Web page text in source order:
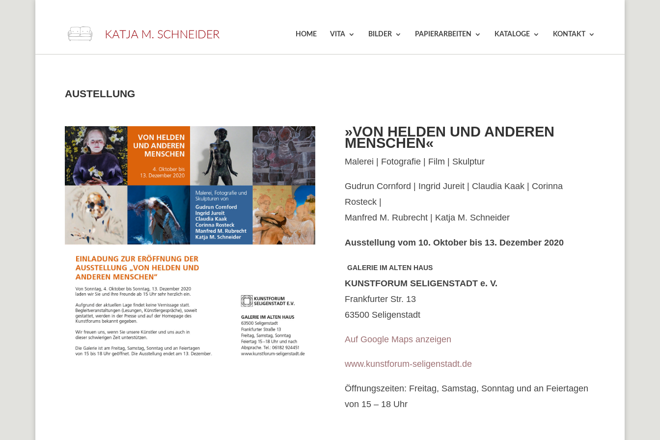
HOME VITA BILDER PAPIERARBEITEN KATALOGE KONTAKT
AUSTELLUNG
»VON HELDEN UND ANDEREN
MENSCHEN«
Malerei | Fotografie | Film | Skulptur
Gudrun Cornford | Ingrid Jureit | Claudia Kaak | Corinna
Rosteck |
Manfred M. Rubrecht | Katja M. Schneider
Ausstellung vom 10. Oktober bis 13. Dezember 2020
GALERIE IM ALTEN HAUS
KUNSTFORUM SELIGENSTADT e. V.
Frankfurter Str. 13
63500 Seligenstadt
Auf Google Maps anzeigen
www.kunstforum-seligenstadt.de
Öffnungszeiten: Freitag, Samstag, Sonntag und an Feiertagen
von 15 – 18 Uhr